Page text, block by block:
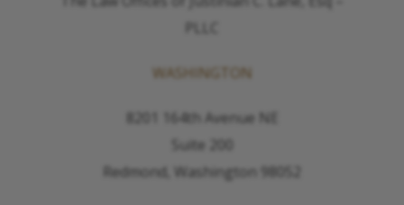
PLLC
WASHINGTON
8201 164th Avenue NE
Suite 200
Redmond, Washington 98052